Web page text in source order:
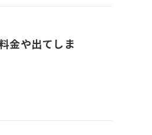
金や出てしま